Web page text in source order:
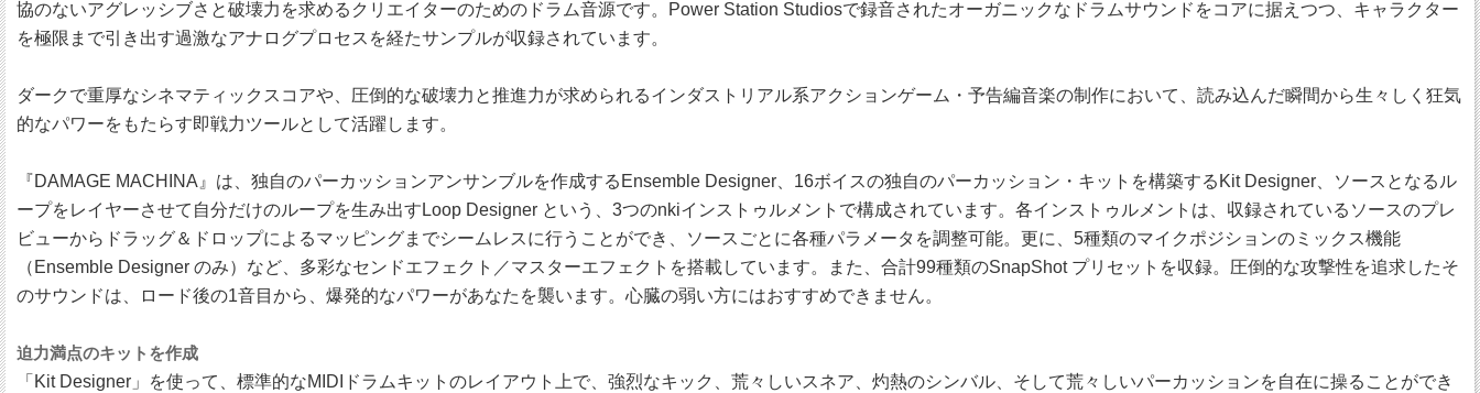
協のないアグレッシブさと破壊力を求めるクリエイターのためのドラム音源です。Power Station Studiosで録音されたオーガニックなドラムサウンドをコアに据えつつ、キャラクター
を極限まで引き出す過激なアナログプロセスを経たサンプルが収録されています。
ダークで重厚なシネマティックスコアや、圧倒的な破壊力と推進力が求められるインダストリアル系アクションゲーム・予告編音楽の制作において、読み込んだ瞬間から生々しく狂気
的なパワーをもたらす即戦力ツールとして活躍します。
『DAMAGE MACHINA』は、独自のパーカッションアンサンブルを作成するEnsemble Designer、16ボイスの独自のパーカッション・キットを構築するKit Designer、ソースとなるル
ープをレイヤーさせて自分だけのループを生み出すLoop Designer という、3つのnkiインストゥルメントで構成されています。各インストゥルメントは、収録されているソースのプレ
ビューからドラッグ＆ドロップによるマッピングまでシームレスに行うことができ、ソースごとに各種パラメータを調整可能。更に、5種類のマイクポジションのミックス機能
（Ensemble Designer のみ）など、多彩なセンドエフェクト／マスターエフェクトを搭載しています。また、合計99種類のSnapShot プリセットを収録。圧倒的な攻撃性を追求したそ
のサウンドは、ロード後の1音目から、爆発的なパワーがあなたを襲います。心臓の弱い方にはおすすめできません。
迫力満点のキットを作成
「Kit Designer」を使って、標準的なMIDIドラムキットのレイアウト上で、強烈なキック、荒々しいスネア、灼熱のシンバル、そして荒々しいパーカッションを自在に操ることができ